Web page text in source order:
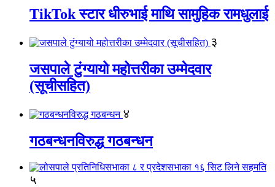
TikTok स्टार धीरुभाई माथि सामुहिक रामधुलाई
३
जसपाले टुंग्यायो महोत्तरीका उम्मेदवार
(सूचीसहित)
४
गठबन्धनविरुद्ध गठबन्धन
५